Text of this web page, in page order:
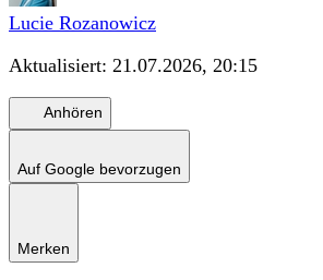
Lucie Rozanowicz
Aktualisiert: 21.07.2026, 20:15
Anhören
Auf Google bevorzugen
Merken